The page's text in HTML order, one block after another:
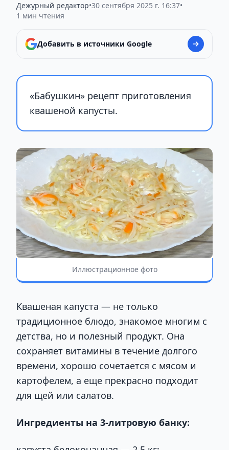
Дежурный редактор•30 сентября 2025 г. 16:37•
1 мин чтения
Добавить в источники Google
«Бабушкин» рецепт приготовления
квашеной капусты.
Иллюстрационное фото
Квашеная капуста — не только
традиционное блюдо, знакомое многим с
детства, но и полезный продукт. Она
сохраняет витамины в течение долгого
времени, хорошо сочетается с мясом и
картофелем, а еще прекрасно подходит
для щей или салатов.
Ингредиенты на 3-литровую банку: